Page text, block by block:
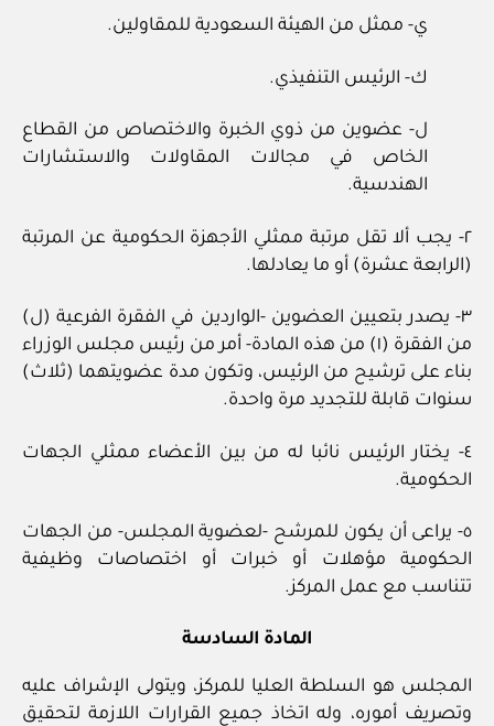
ي‏- ممثل من الهيئة السعودية للمقاولين.
ك‏- الرئيس التنفيذي.
ل‏- عضوين من ذوي الخبرة والاختصاص من القطاع
الخاص في مجالات المقاولات والاستشارات
الهندسية.
٢‏- يجب ألا تقل مرتبة ممثلي الأجهزة الحكومية عن المرتبة
(الرابعة عشرة) أو ما يعادلها.
٣‏- يصدر بتعيين العضوين ‏-الواردين في الفقرة الفرعية (ل)
من الفقرة (١) من هذه المادة‏- أمر من رئيس مجلس الوزراء
بناء على ترشيح من الرئيس، وتكون مدة عضويتهما (ثلاث)
سنوات قابلة للتجديد مرة واحدة.
٤‏- يختار الرئيس نائبا له من بين الأعضاء ممثلي الجهات
الحكومية.
٥‏- يراعى أن يكون للمرشح ‏-لعضوية المجلس‏- من الجهات
الحكومية مؤهلات أو خبرات أو اختصاصات وظيفية
تتناسب مع عمل المركز.
المادة السادسة
المجلس هو السلطة العليا للمركز، ويتولى الإشراف عليه
وتصريف أموره، وله اتخاذ جميع القرارات اللازمة لتحقيق